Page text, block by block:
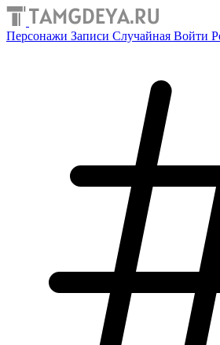
Персонажи Записи Случайная Войти